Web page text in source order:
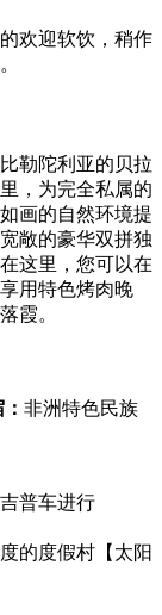
欢迎软饮，稍作
勒陀利亚的贝拉
，为完全私属的
画的自然环境提
敞的豪华双拼独
这里，您可以在
用特色烤肉晚
霞。
非洲特色民族
普车进行
的度假村【太阳